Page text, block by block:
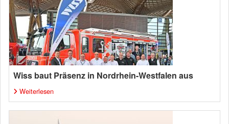
Wiss baut Präsenz in Nordrhein-Westfalen aus
Weiterlesen